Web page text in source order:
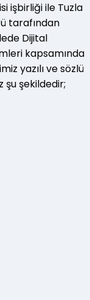
işbirliği ile Tuzla
tarafından
Dijital
kapsamında
yazılı ve sözlü
şu şekildedir;